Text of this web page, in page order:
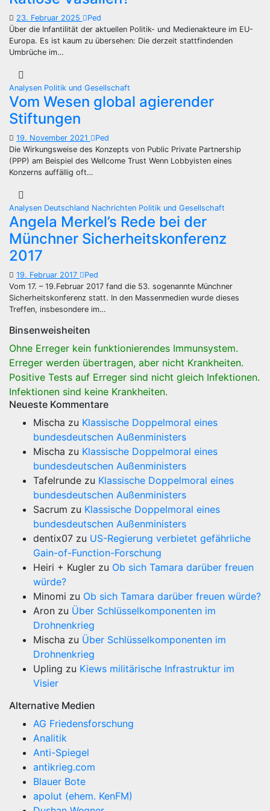
23. Februar 2025
Ped
Über die Infantilität der aktuellen Politik- und Medienakteure im EU-
Europa. Es ist kaum zu übersehen: Die derzeit stattfindenden
Umbrüche im…
Analysen Politik und Gesellschaft
Vom Wesen global agierender
Stiftungen
19. November 2021
Ped
Die Wirkungsweise des Konzepts von Public Private Partnership
(PPP) am Beispiel des Wellcome Trust Wenn Lobbyisten eines
Konzerns auffällig oft…
Analysen Deutschland Nachrichten Politik und Gesellschaft
Angela Merkel’s Rede bei der
Münchner Sicherheitskonferenz
2017
19. Februar 2017
Ped
Vom 17. – 19.Februar 2017 fand die 53. sogenannte Münchner
Sicherheitskonferenz statt. In den Massenmedien wurde dieses
Treffen, insbesondere im…
Binsenweisheiten
Ohne Erreger kein funktionierendes Immunsystem.
Erreger werden übertragen, aber nicht Krankheiten.
Positive Tests auf Erreger sind nicht gleich Infektionen.
Infektionen sind keine Krankheiten.
Neueste Kommentare
Mischa zu Klassische Doppelmoral eines
bundesdeutschen Außenministers
Mischa zu Klassische Doppelmoral eines
bundesdeutschen Außenministers
Tafelrunde zu Klassische Doppelmoral eines
bundesdeutschen Außenministers
Sacrum zu Klassische Doppelmoral eines
bundesdeutschen Außenministers
dentix07 zu US-Regierung verbietet gefährliche
Gain-of-Function-Forschung
Heiri + Kugler zu Ob sich Tamara darüber freuen
würde?
Minomi zu Ob sich Tamara darüber freuen würde?
Aron zu Über Schlüsselkomponenten im
Drohnenkrieg
Mischa zu Über Schlüsselkomponenten im
Drohnenkrieg
Upling zu Kiews militärische Infrastruktur im
Visier
Alternative Medien
AG Friedensforschung
Analitik
Anti-Spiegel
antikrieg.com
Blauer Bote
apolut (ehem. KenFM)